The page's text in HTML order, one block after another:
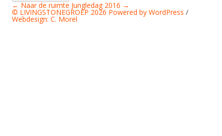
Berichtnavigatie
←Naar de ruimte Jungledag 2016 →
© LIVINGSTONEGROEP 2026 Powered by WordPress /
Webdesign: C. Morel